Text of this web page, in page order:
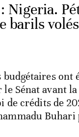
Nigeria.
barils
budgétaires ont
le Sénat avant
de crédits de
Buhari